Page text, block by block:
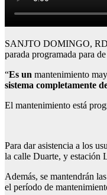
SANJTO DOMINGO,
parada programada para
“Es un mantenimiento
sistema completamente
El mantenimiento está
Para dar asistencia a los
la calle Duarte, y estación
Además, se mantendrán
el período de